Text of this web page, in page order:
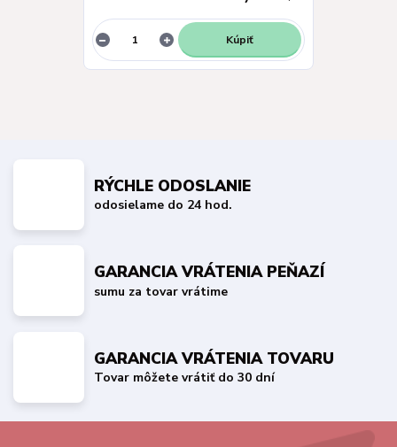
Kúpiť
RÝCHLE ODOSLANIE
odosielame do 24 hod.
GARANCIA VRÁTENIA PEŇAZÍ
sumu za tovar vrátime
GARANCIA VRÁTENIA TOVARU
Tovar môžete vrátiť do 30 dní